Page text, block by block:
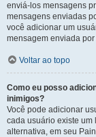
enviá-los mensagens
mensagens enviadas
você adicionar um
mensagem enviada
Voltar ao topo
Como eu posso
inimigos?
Você pode adicionar
cada usuário existe
alternativa, em seu